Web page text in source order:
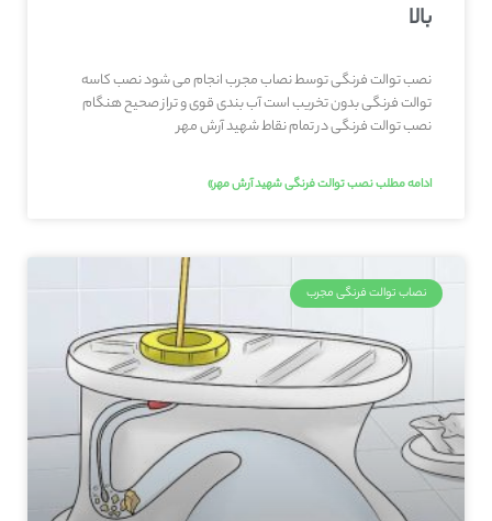
بالا
نصب توالت فرنگی توسط نصاب مجرب انجام می شود نصب کاسه
توالت فرنگی بدون تخریب است آب بندی قوی و تراز صحیح هنگام
نصب توالت فرنگی در تمام نقاط شهيد آرش مهر
ادامه مطلب نصب توالت فرنگی شهيد آرش مهر»
نصاب توالت فرنگی مجرب